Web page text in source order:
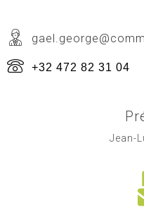
+32 472 82 31 04
Jean-